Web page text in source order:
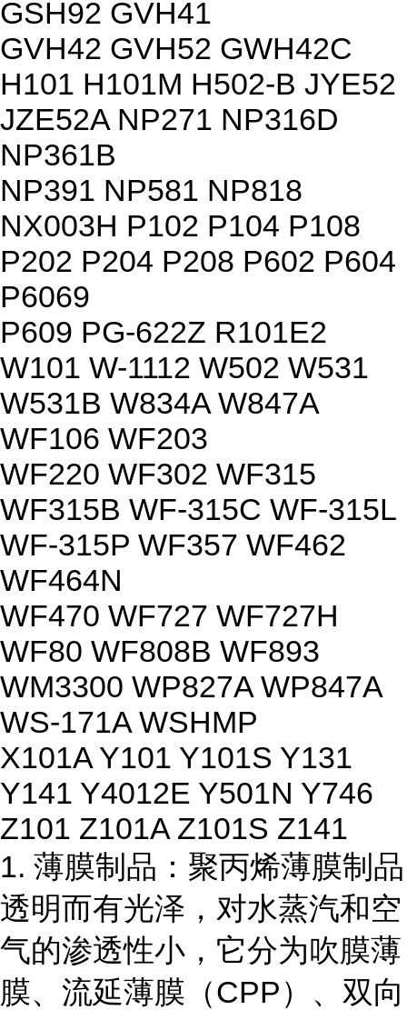
GSH92 GVH41
GVH42 GVH52 GWH42C
H101 H101M H502-B JYE52
JZE52A NP271 NP316D
NP361B
NP391 NP581 NP818
NX003H P102 P104 P108
P202 P204 P208 P602 P604
P6069
P609 PG-622Z R101E2
W101 W-1112 W502 W531
W531B W834A W847A
WF106 WF203
WF220 WF302 WF315
WF315B WF-315C WF-315L
WF-315P WF357 WF462
WF464N
WF470 WF727 WF727H
WF80 WF808B WF893
WM3300 WP827A WP847A
WS-171A WSHMP
X101A Y101 Y101S Y131
Y141 Y4012E Y501N Y746
Z101 Z101A Z101S Z141
1. 薄膜制品：聚丙烯薄膜制品
透明而有光泽，对水蒸汽和空
气的渗透性小，它分为吹膜薄
膜、流延薄膜（CPP）、双向